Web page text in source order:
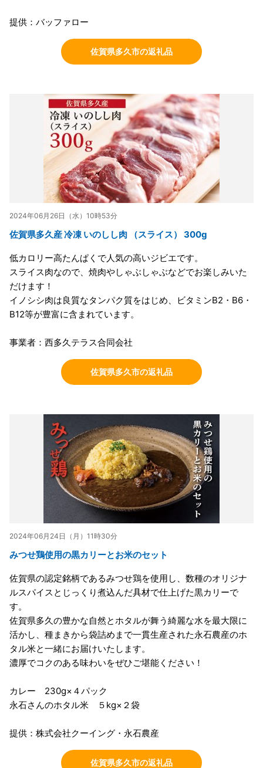
提供：バッファロー
佐賀県多久市の返礼品
2024年06月26日（水）10時53分
佐賀県多久産 冷凍 いのしし肉 （スライス） 300g
低カロリー高たんぱくで人気の高いジビエです。
スライス肉なので、焼肉やしゃぶしゃぶなどでお楽しみいた
だけます！
イノシシ肉は良質なタンパク質をはじめ、ビタミンB2・B6・
B12等が豊富に含まれています。
事業者：西多久テラス合同会社
佐賀県多久市の返礼品
2024年06月24日（月）11時30分
みつせ鶏使用の黒カリーとお米のセット
佐賀県の認定銘柄であるみつせ鶏を使用し、数種のオリジナ
ルスパイスとじっくり煮込んだ具材で仕上げた黒カリーで
す。
佐賀県多久の豊かな自然とホタルが舞う綺麗な水を最大限に
活かし、種まきから袋詰めまで一貫生産された永石農産のホ
タル米と一緒にお届けいたします。
濃厚でコクのある味わいをぜひご堪能ください！
カレー 230g×４パック
永石さんのホタル米 ５kg×２袋
提供：株式会社クーイング・永石農産
佐賀県多久市の返礼品